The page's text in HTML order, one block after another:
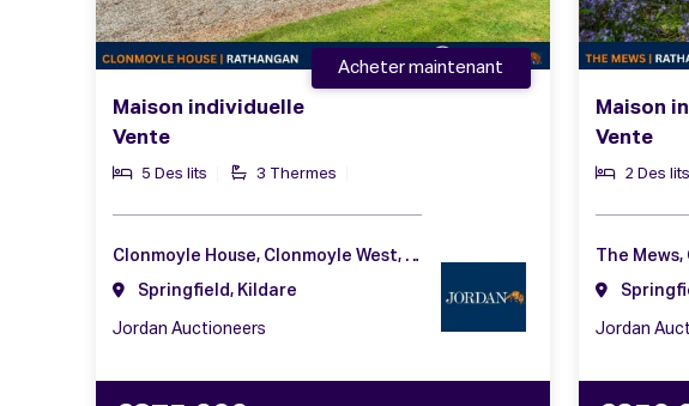
Maison individuelle
Vente
5 Des lits 3 Thermes
Acheter maintenant
Clonmoyle House, Clonmoyle West, Rathangan, Co. Kildare, R51 W521
Springfield, Kildare
Jordan Auctioneers
Maison
Vente
2 Des lits
Jordan